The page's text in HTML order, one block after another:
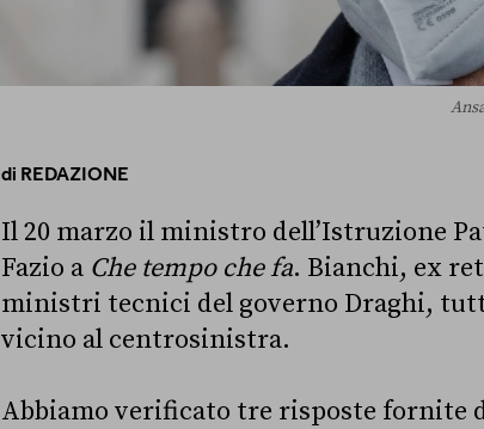
di REDAZIONE
Il 20 marzo il ministro dell’Istruzione
Fazio a Che tempo che fa. Bianchi, ex
ministri tecnici del governo Draghi,
vicino al centrosinistra.
Abbiamo verificato tre risposte fornite